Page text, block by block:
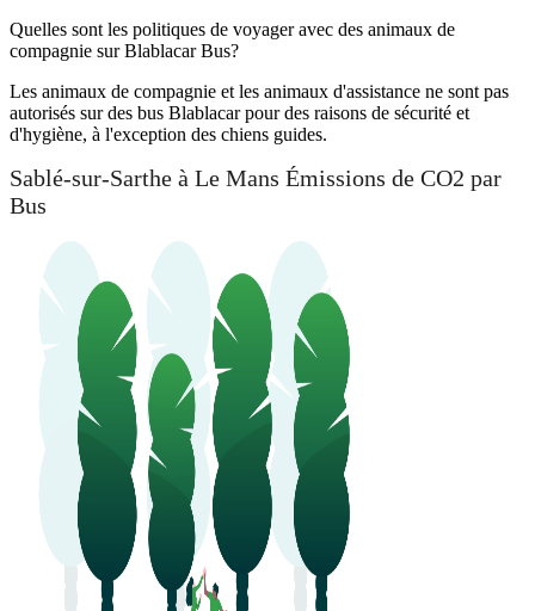
Quelles sont les politiques de voyager avec des animaux de
compagnie sur Blablacar Bus?
Les animaux de compagnie et les animaux d'assistance ne sont pas
autorisés sur des bus Blablacar pour des raisons de sécurité et
d'hygiène, à l'exception des chiens guides.
Sablé-sur-Sarthe à Le Mans Émissions de CO2 par
Bus